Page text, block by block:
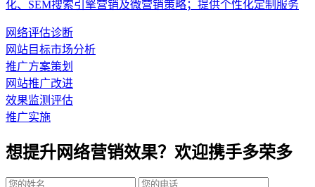
化、SEM搜索引擎营销及微营销策略；提供个性化定制服务
网络评估诊断
网站目标市场分析
推广方案策划
网站推广改进
效果监测评估
推广实施
想提升网络营销效果？欢迎携手多荣多